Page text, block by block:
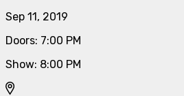
Sep 11, 2019
Doors: 7:00 PM
Show: 8:00 PM